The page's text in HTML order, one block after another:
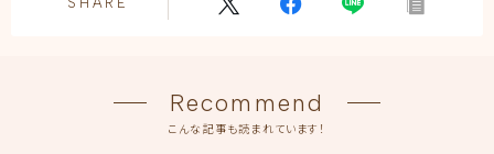
Recommend
こんな記事も読まれています！